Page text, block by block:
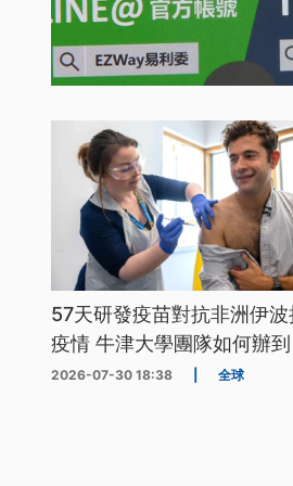
57天研發疫苗對抗非洲伊
疫情 牛津大學團隊如何辦
2026-07-30 18:38 全球